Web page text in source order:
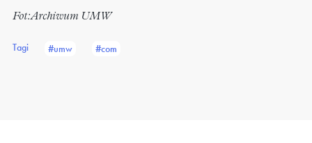
Fot: Archiwum UMW
Tagi #umw #com